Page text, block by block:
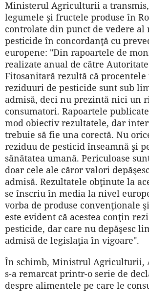
Ministerul Agriculturii a
legumele şi fructele produse în
controlate din punct de vedere
pesticide în concordanţă cu
europene: "Din rapoartele de
realizate anual de către
Fitosanitară rezultă că procentele
reziduuri de pesticide sunt sub
admisă, deci nu prezintă nici un
consumatori. Rapoartele
mod obiectiv rezultatele, dar
trebuie să fie una corectă. Nu
reziduu de pesticid înseamnă şi
sănătatea umană. Periculoase
doar cele ale căror valori
admisă. Rezultatele obţinute la
se înscriu în media la nivel
vorba de produse convenţionale
este evident că acestea conţin
pesticide, dar care nu depăşesc
admisă de legislaţia în vigoare".
În schimb, Ministrul Agriculturii,
s-a remarcat printr-o serie de
despre alimentele pe care le